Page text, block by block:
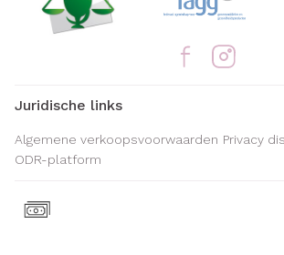
Juridische links
Algemene verkoopsvoorwaarden Privacy
ODR-platform